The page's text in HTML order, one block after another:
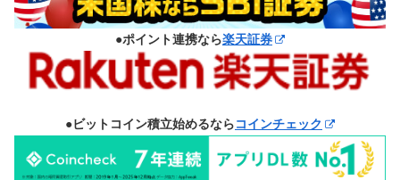
●ポイント連携なら楽天証券
●ビットコイン積立始めるならコインチェック